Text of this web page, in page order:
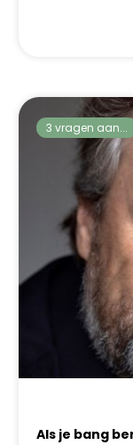
3 vragen aan...
Als je bang